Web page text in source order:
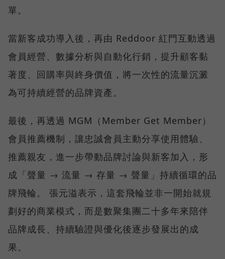
單。
當新客成功導入後，再由 Reddoor 紅門互動透過
會員經營、數據分析與自動化行銷，提升顧客黏
著度、回購率與終身價值，將一次性的流量沉澱
為可持續經營的品牌資產。
最後，再透過 MGM（Member Get Member）
會員推薦機制，讓忠誠會員主動分享使用體驗、
推薦親友，進一步帶動品牌討論與新客加入，形
成「聲量 → 流量 → 存量 → 聲量」持續循環的品
牌飛輪。 張元溢表示，這套飛輪並非一開始就規
劃好的商業模式，而是數聚集團二十多年來陪伴
品牌成長、持續驗證與優化後逐步發展出的成
果。